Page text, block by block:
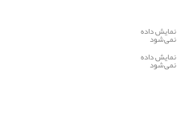
نمایش داده
نمی‌شود
نمایش داده
نمی‌شود